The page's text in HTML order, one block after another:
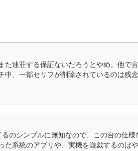
連荘する保証ないだろうとやめ。他で
、一部セリフが削除されているのは残
のシンプルに無知なので、この台の仕様
系統のアプリや、実機を遊戯するのは